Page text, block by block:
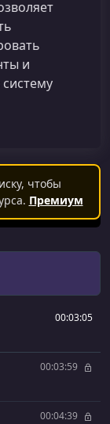
и
чтобы
Премиум
00:03:05
00:03:59
00:04:39